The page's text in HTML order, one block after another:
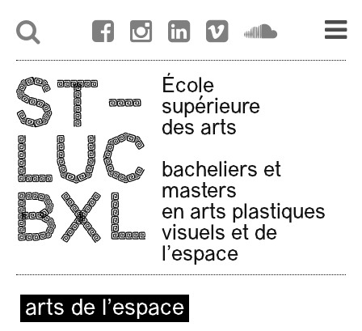
École
supérieure
des arts
bacheliers et
masters
en arts plastiques
visuels et de
l'espace
arts de l’espace